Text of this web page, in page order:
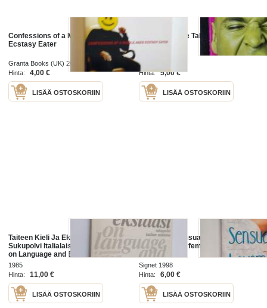
Confessions of a Middle-aged
Ecstasy Eater
Granta Books (UK) 2001
Hinta:
4,00 €
LISÄÄ OSTOSKORIIN
Ecstasy. Three Tales of Chemical
Romance
Vintage 1997
Hinta:
5,00 €
LISÄÄ OSTOSKORIIN
Taiteen Kieli Ja Ekstaasi -
Sukupolvi Italialaisessa Taiteessa :
on Language and Ecstasy : a
Generation in Italian Art
1985
Hinta:
11,00 €
LISÄÄ OSTOSKORIIN
Secrets of sensual lovemaking :
the ultimate in female ecstasy
Signet 1998
Hinta:
6,00 €
LISÄÄ OSTOSKORIIN